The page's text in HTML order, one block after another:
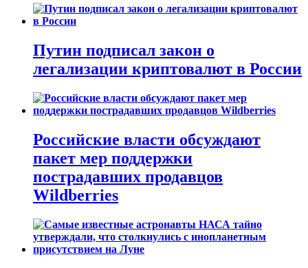
Путин подписал закон о
легализации криптовалют в России
Российские власти обсуждают
пакет мер поддержки
пострадавших продавцов
Wildberries